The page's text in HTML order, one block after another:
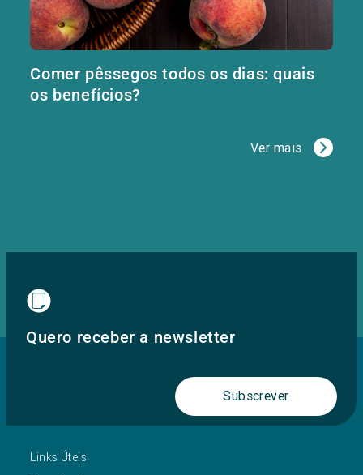
Comer pêssegos todos os dias: quais
os benefícios?
Ver mais
Quero receber a newsletter
Subscrever
Links Úteis